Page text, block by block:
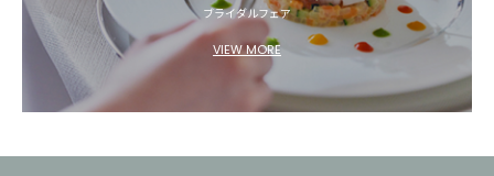
ブライダルフェア
VIEW MORE